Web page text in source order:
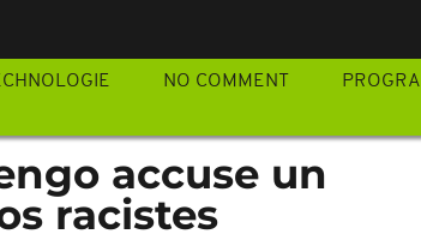
NO COMMENT
accuse un
racistes